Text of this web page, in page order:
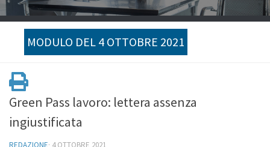
MODULO DEL 4 OTTOBRE 2021
Green Pass lavoro: lettera assenza
ingiustificata
REDAZIONE· 4 OTTOBRE 2021